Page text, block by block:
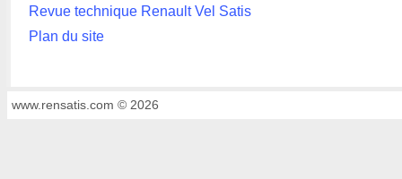
Revue technique Renault Vel Satis
Plan du site
www.rensatis.com © 2026